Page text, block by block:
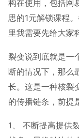
构在使用，包括网
思的1元解锁课程
里我需要先给大家
裂变说到底就是一
断的情况下，那么
长。这是一种核裂
的传播链条，前提
1、 不断提高提供